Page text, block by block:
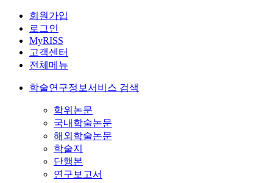
회원가입
로그인
MyRISS
고객센터
전체메뉴
학술연구정보서비스 검색
학위논문
국내학술논문
해외학술논문
학술지
단행본
연구보고서